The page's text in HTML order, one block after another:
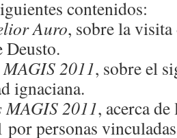
contenidos:
Auro, sobre la visita
Deusto.
2011, sobre el
ignaciana.
2011, acerca
por personas